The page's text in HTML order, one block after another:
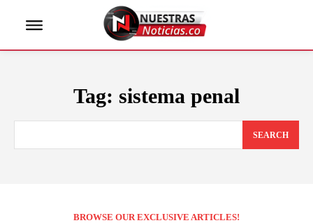
Tag: sistema penal
SEARCH
BROWSE OUR EXCLUSIVE ARTICLES!